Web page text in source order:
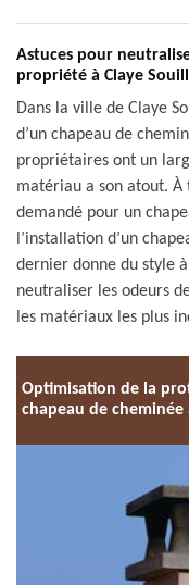
Astuces pour
propriété à Claye
Dans la ville de Claye
d’un chapeau de
propriétaires ont un
matériau a son atout. À
demandé pour un
l’installation d’un
dernier donne du style
neutraliser les odeurs
les matériaux les plus
Optimisation de la
chapeau de cheminée